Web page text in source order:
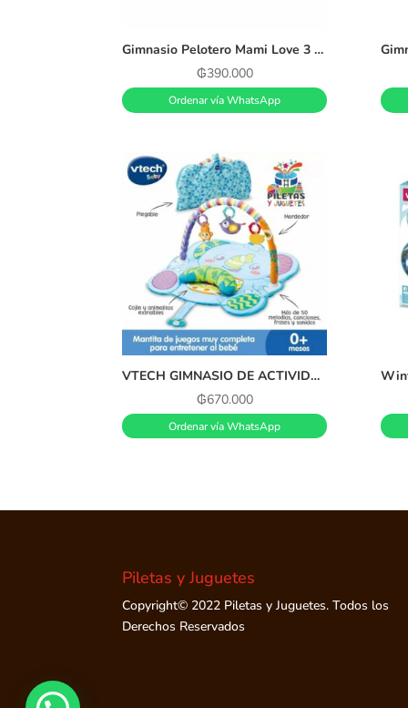
Gimnasio Pelotero Mami Love 3 en 1 Multicolor
₲390.000
Ordenar vía WhatsApp
VTECH GIMNASIO DE ACTIVIDADES MULTIJUEGOS 3 EN 1
₲670.000
Ordenar vía WhatsApp
Piletas y Juguetes
Copyright© 2022 Piletas y Juguetes. Todos los
Derechos Reservados